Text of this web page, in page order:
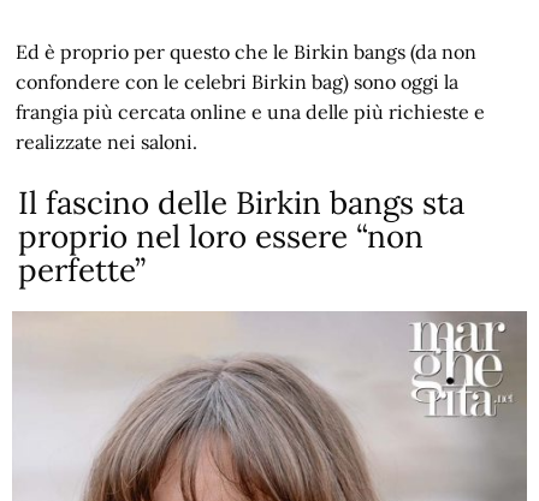
Ed è proprio per questo che le Birkin bangs (da non
confondere con le celebri Birkin bag) sono oggi la
frangia più cercata online e una delle più richieste e
realizzate nei saloni.
Il fascino delle Birkin bangs sta
proprio nel loro essere “non
perfette”